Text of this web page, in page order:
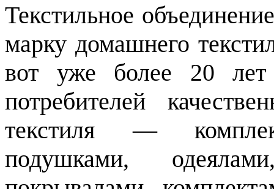
Текстильное
марку домашнего
вот уже более 20
потребителей
текстиля —
подушками,